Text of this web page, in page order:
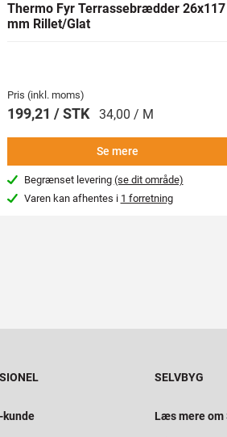
Thermo Fyr Terrassebrædder 26x117
mm Rillet/Glat
Pris (inkl. moms)
199,21 / STK 34,00 / M
Se mere
Begrænset levering (se dit område)
Varen kan afhentes i 1 forretning
kunde
SELVBYG
Læs mere om